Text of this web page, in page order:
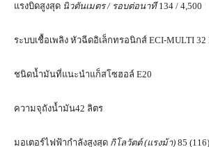
แรงบิดสูงสุด นิวตันเมตร / รอบต่อนาที134 / 4,500
ระบบเชื้อเพลิง หัวฉีดอิเล็กทรอนิกส์ ECI-MULTI 32
ชนิดน้ำมันที่แนะนำแก็สโซฮอล์ E20
ความจุถังน้ำมัน42 ลิตร
มอเตอร์ไฟฟ้ากำลังสูงสุด กิโลวัตต์ (แรงม้า) 85